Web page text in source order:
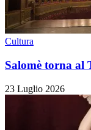
Cultura
Salomè torna al
23 Luglio 2026